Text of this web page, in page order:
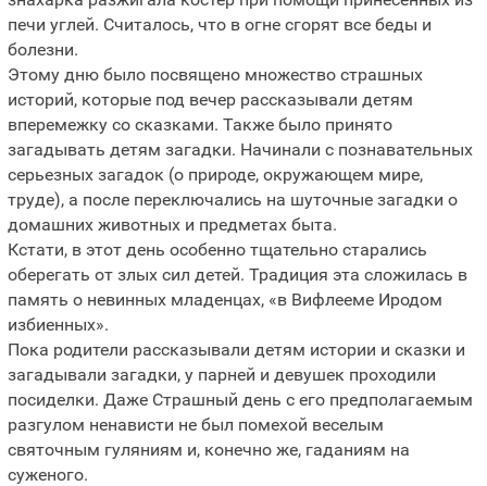
печи углей. Считалось, что в огне сгорят все беды и
болезни.
Этому дню было посвящено множество страшных
историй, которые под вечер рассказывали детям
вперемежку со сказками. Также было принято
загадывать детям загадки. Начинали с познавательных
серьезных загадок (о природе, окружающем мире,
труде), а после переключались на шуточные загадки о
домашних животных и предметах быта.
Кстати, в этот день особенно тщательно старались
оберегать от злых сил детей. Традиция эта сложилась в
память о невинных младенцах, «в Вифлееме Иродом
избиенных».
Пока родители рассказывали детям истории и сказки и
загадывали загадки, у парней и девушек проходили
посиделки. Даже Страшный день с его предполагаемым
разгулом ненависти не был помехой веселым
святочным гуляниям и, конечно же, гаданиям на
суженого.